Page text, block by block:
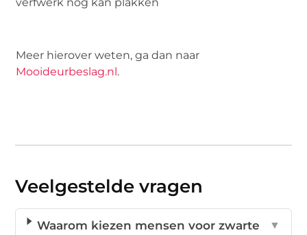
Meer hierover weten, ga dan naar
Mooideurbeslag.nl.
Veelgestelde vragen
Waarom kiezen mensen voor zwarte
▼